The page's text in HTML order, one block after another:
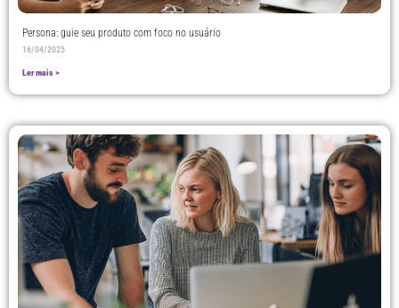
Persona: guie seu produto com foco no usuário
16/04/2025
Ler mais >